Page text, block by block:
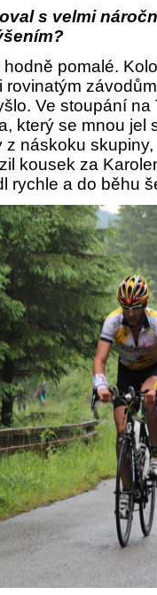
s velmi
pomalé.
rovinatým
Ve stoupání
který se mnou jel
z náskoku
kousek za
rychle a do běhu